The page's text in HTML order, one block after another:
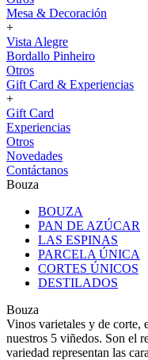
Mesa & Decoración
+
Vista Alegre
Bordallo Pinheiro
Otros
Gift Card & Experiencias
+
Gift Card
Experiencias
Otros
Novedades
Contáctanos
Bouza
BOUZA
PAN DE AZÚCAR
LAS ESPINAS
PARCELA ÚNICA
CORTES ÚNICOS
DESTILADOS
Bouza
Vinos varietales y de corte,
nuestros 5 viñedos. Son el
variedad representan las